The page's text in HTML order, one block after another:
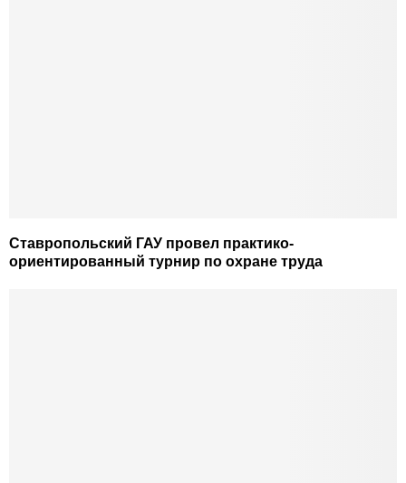
Ставропольский ГАУ провел практико-
ориентированный турнир по охране труда